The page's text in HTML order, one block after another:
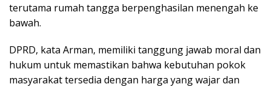
terutama rumah tangga berpenghasilan menengah ke
bawah.
DPRD, kata Arman, memiliki tanggung jawab moral dan
hukum untuk memastikan bahwa kebutuhan pokok
masyarakat tersedia dengan harga yang wajar dan